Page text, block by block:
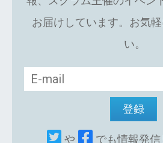
お届けしています。お気
い。
や でも情報発信